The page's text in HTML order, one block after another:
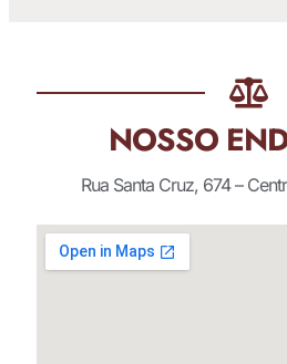
NOSSO
Rua Santa Cruz, 674 –